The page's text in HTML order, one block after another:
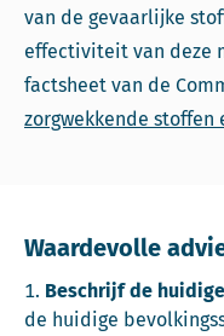
van de gevaarlijke
effectiviteit van deze
factsheet van de
zorgwekkende stoffen
Waardevolle
Beschrijf de
de huidige